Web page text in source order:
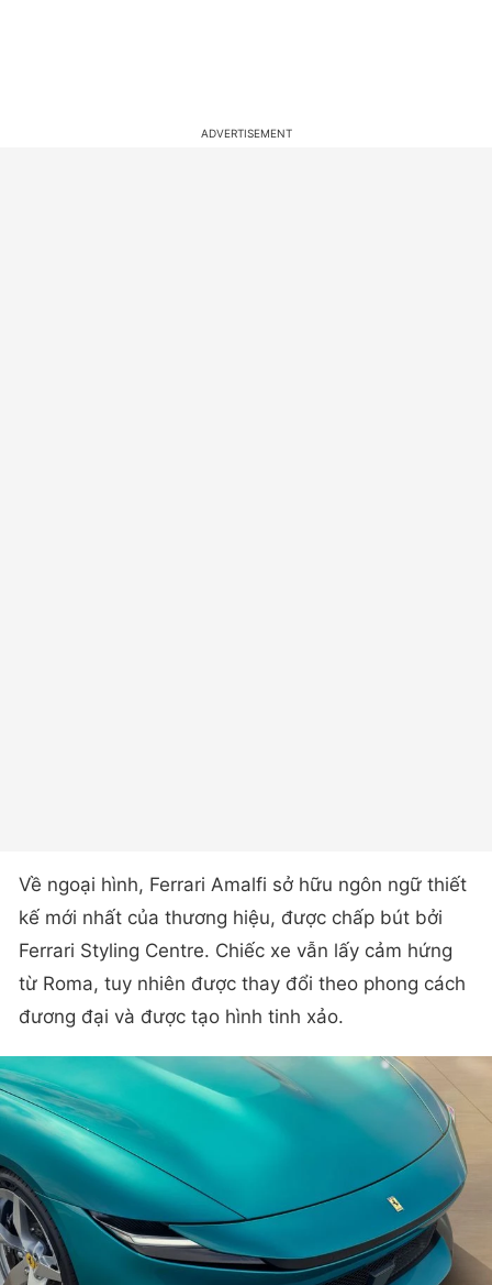
Về ngoại hình, Ferrari Amalfi sở hữu ngôn ngữ thiết
kế mới nhất của thương hiệu, được chấp bút bởi
Ferrari Styling Centre. Chiếc xe vẫn lấy cảm hứng
từ Roma, tuy nhiên được thay đổi theo phong cách
đương đại và được tạo hình tinh xảo.